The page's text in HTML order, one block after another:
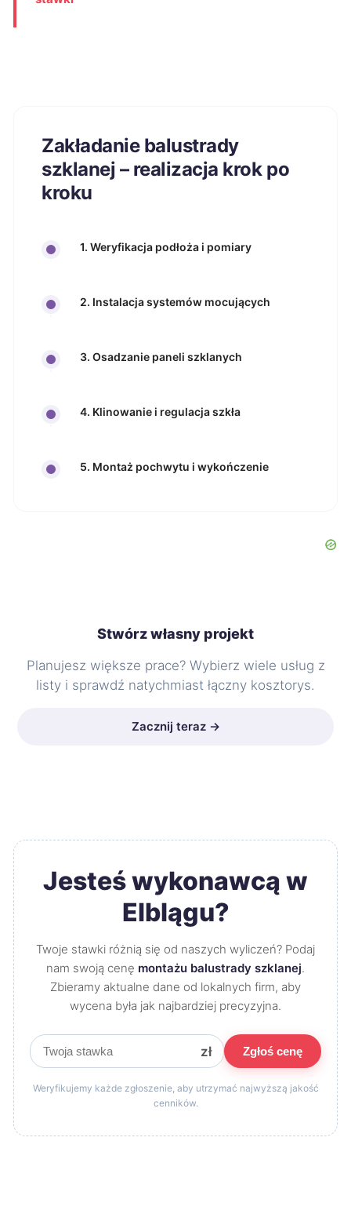
Zakładanie balustrady
szklanej – realizacja krok po
kroku
1. Weryfikacja podłoża i pomiary
2. Instalacja systemów mocujących
3. Osadzanie paneli szklanych
4. Klinowanie i regulacja szkła
5. Montaż pochwytu i wykończenie
Stwórz własny projekt
Planujesz większe prace? Wybierz wiele usług z
listy i sprawdź natychmiast łączny kosztorys.
Zacznij teraz →
Jesteś wykonawcą w
Elblągu?
Twoje stawki różnią się od naszych wyliczeń? Podaj
nam swoją cenę montażu balustrady szklanej.
Zbieramy aktualne dane od lokalnych firm, aby
wycena była jak najbardziej precyzyjna.
zł Zgłoś cenę
Weryfikujemy każde zgłoszenie, aby utrzymać najwyższą jakość
cenników.